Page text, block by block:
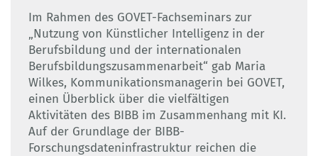
Im Rahmen des GOVET-Fachseminars zur
„Nutzung von Künstlicher Intelligenz in der
Berufsbildung und der internationalen
Berufsbildungszusammenarbeit“ gab Maria
Wilkes, Kommunikationsmanagerin bei GOVET,
einen Überblick über die vielfältigen
Aktivitäten des BIBB im Zusammenhang mit KI.
Auf der Grundlage der BIBB-
Forschungsdateninfrastruktur reichen die